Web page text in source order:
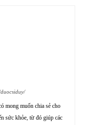
mong muốn chia sẻ cho
sức khỏe, từ đó giúp các